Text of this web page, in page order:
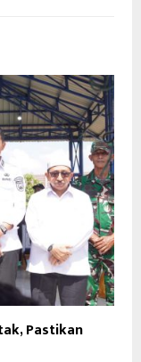
Pastikan